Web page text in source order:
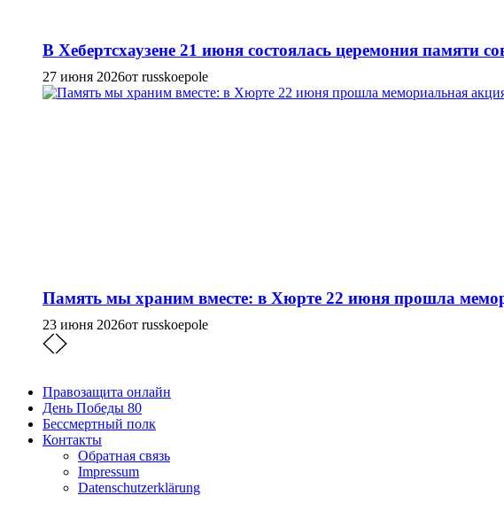
В Хебертсхаузене 21 июня состоялась церемония памяти
27 июня 2026от russkoepole
Память мы храним вместе: в Хюрте 22 июня прошла
23 июня 2026от russkoepole
Правозащита онлайн
День Победы 80
Бессмертный полк
Контакты
Обратная связь
Impressum
Datenschutzerklärung